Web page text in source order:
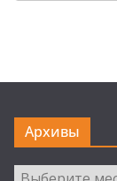
Архивы
Архивы